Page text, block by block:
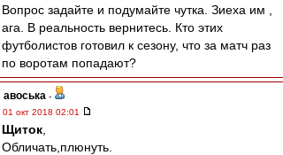
Вопрос задайте и подумайте чутка. Зиеха им ,
ага. В реальность вернитесь. Кто этих
футболистов готовил к сезону, что за матч раз
по воротам попадают?
авоська -
01 окт 2018 02:01
Щиток
Обличать,плюнуть.